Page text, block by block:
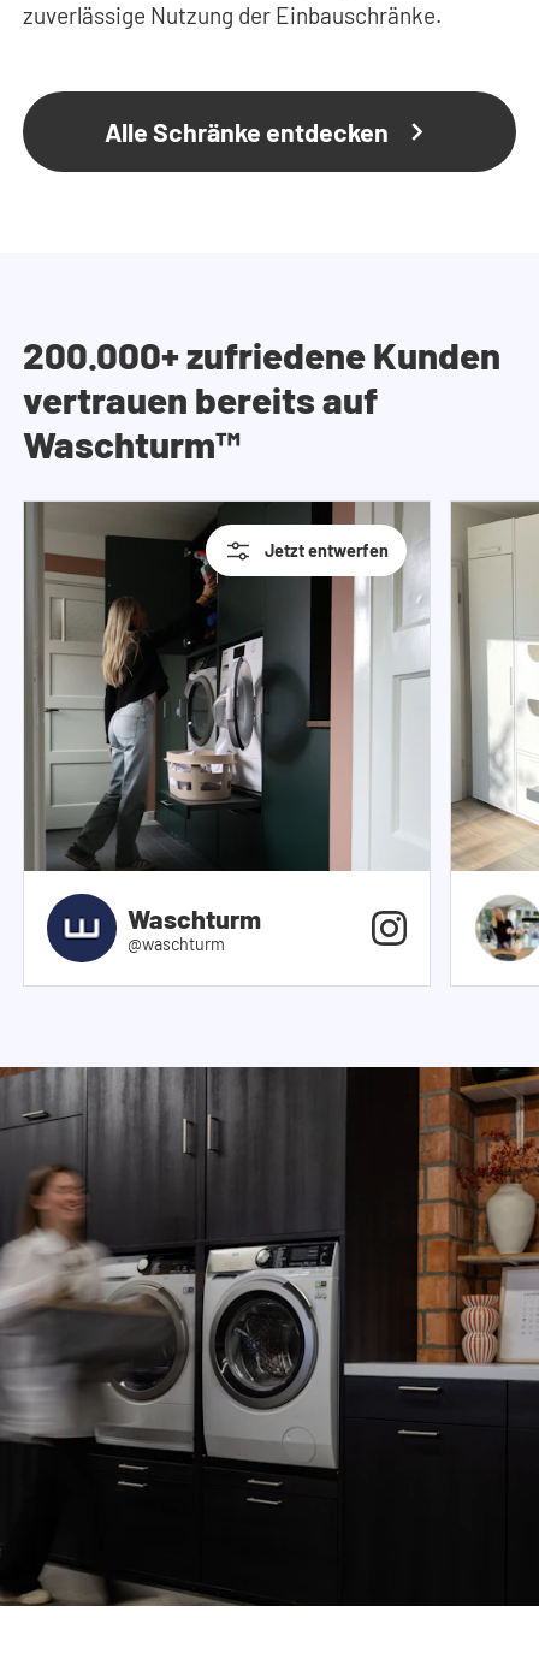
zuverlässige Nutzung der Einbauschränke.
Alle Schränke entdecken
200.000+ zufriedene Kunden
vertrauen bereits auf
Waschturm™
Jetzt entwerfen
Waschturm
@waschturm